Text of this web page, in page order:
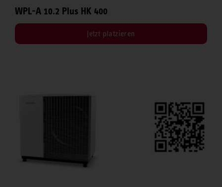
WPL-A 10.2 Plus HK 400
Jetzt platzieren